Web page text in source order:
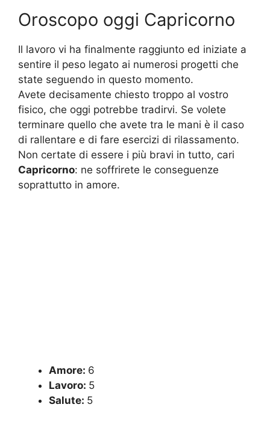
Oroscopo oggi Capricorno
Il lavoro vi ha finalmente raggiunto ed iniziate a
sentire il peso legato ai numerosi progetti che
state seguendo in questo momento.
Avete decisamente chiesto troppo al vostro
fisico, che oggi potrebbe tradirvi. Se volete
terminare quello che avete tra le mani è il caso
di rallentare e di fare esercizi di rilassamento.
Non certate di essere i più bravi in tutto, cari
Capricorno: ne soffrirete le conseguenze
soprattutto in amore.
Amore: 6
Lavoro: 5
Salute: 5